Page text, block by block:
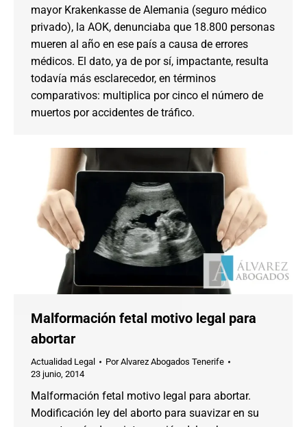
mayor Krakenkasse de Alemania (seguro médico
privado), la AOK, denunciaba que 18.800 personas
mueren al año en ese país a causa de errores
médicos. El dato, ya de por sí, impactante, resulta
todavía más esclarecedor, en términos
comparativos: multiplica por cinco el número de
muertos por accidentes de tráfico.
Malformación fetal motivo legal para
abortar
Actualidad Legal PorAlvarez Abogados Tenerife
23 junio, 2014
Malformación fetal motivo legal para abortar.
Modificación ley del aborto para suavizar en su